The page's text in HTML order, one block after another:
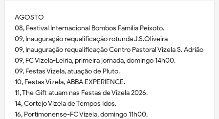
AGOSTO
08, Festival Internacional Bombos Família Peixoto.
09, Inauguração requalificação rotunda J.S.Oliveira
09, Inauguração requalificação Centro Pastoral Vizela S. Adrião
09, FC Vizela-Leiria, primeira jornada, domingo 14h00.
09, Festas Vizela, atuação de Pluto.
10, Festas Vizela, ABBA EXPERIENCE.
11, The Gift atuam nas Festas de Vizela 2026.
14, Cortejo Vizela de Tempos Idos.
16, Portimonense-FC Vizela, domingo 11h00,